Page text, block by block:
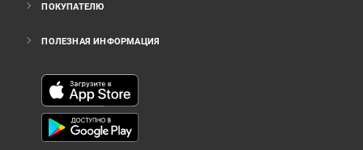
ПОКУПАТЕЛЮ
ПОЛЕЗНАЯ ИНФОРМАЦИЯ